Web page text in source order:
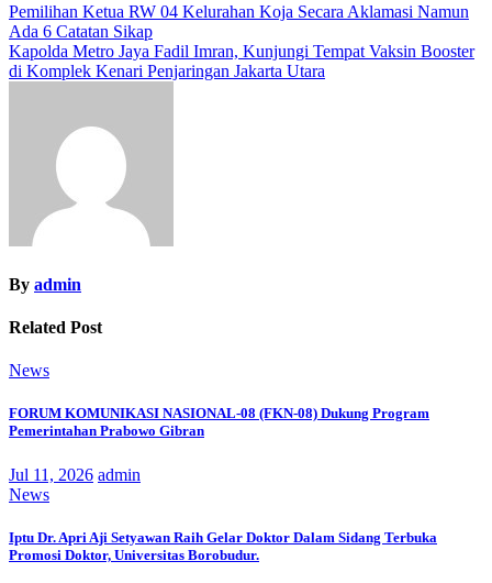
Navigasi
pos
Pemilihan Ketua RW 04 Kelurahan Koja Secara Aklamasi Namun
Ada 6 Catatan Sikap
Kapolda Metro Jaya Fadil Imran, Kunjungi Tempat Vaksin Booster
di Komplek Kenari Penjaringan Jakarta Utara
By admin
Related Post
News
FORUM KOMUNIKASI NASIONAL-08 (FKN-08) Dukung Program
Pemerintahan Prabowo Gibran
Jul 11, 2026 admin
News
Iptu Dr. Apri Aji Setyawan Raih Gelar Doktor Dalam Sidang Terbuka
Promosi Doktor, Universitas Borobudur.